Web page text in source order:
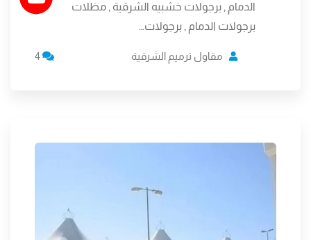
الدمام , برجولات خشبيه الشرقية , مظلات
برجولات الدمام , برجولات…
مقاول ترميم الشرقية